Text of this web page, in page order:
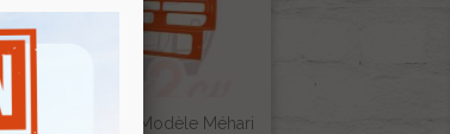
Calandre Nouveau Modèle Méhari